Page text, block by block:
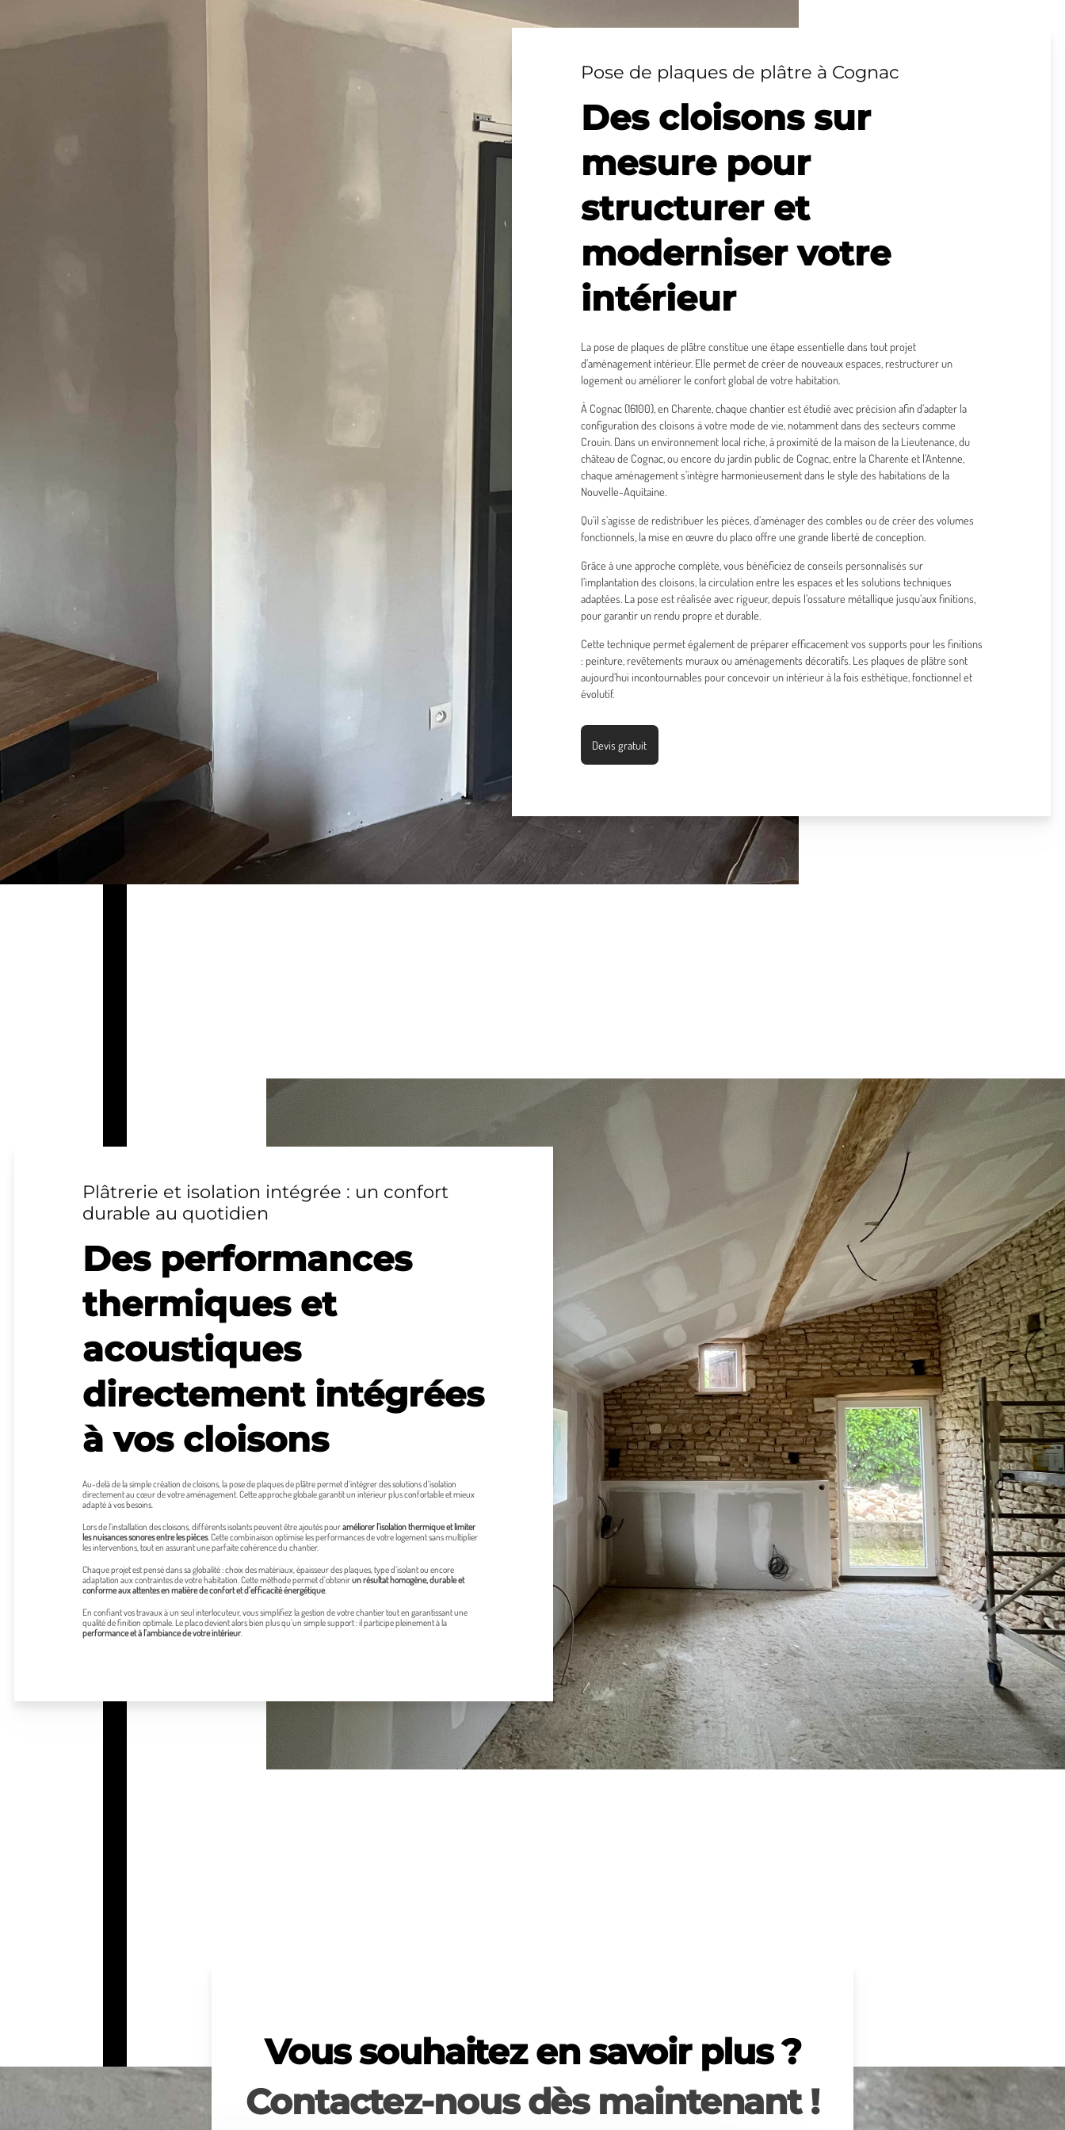
Pose de plaques de plâtre à Cognac
Des cloisons sur
mesure pour
structurer et
moderniser votre
intérieur
La pose de plaques de plâtre constitue une étape essentielle dans tout projet
d’aménagement intérieur. Elle permet de créer de nouveaux espaces, restructurer un
logement ou améliorer le confort global de votre habitation.
À Cognac (16100), en Charente, chaque chantier est étudié avec précision afin d’adapter la
configuration des cloisons à votre mode de vie, notamment dans des secteurs comme
Crouin. Dans un environnement local riche, à proximité de la maison de la Lieutenance, du
château de Cognac, ou encore du jardin public de Cognac, entre la Charente et l’Antenne,
chaque aménagement s’intègre harmonieusement dans le style des habitations de la
Nouvelle-Aquitaine.
Qu’il s’agisse de redistribuer les pièces, d’aménager des combles ou de créer des volumes
fonctionnels, la mise en œuvre du placo offre une grande liberté de conception.
Grâce à une approche complète, vous bénéficiez de conseils personnalisés sur
l’implantation des cloisons, la circulation entre les espaces et les solutions techniques
adaptées. La pose est réalisée avec rigueur, depuis l’ossature métallique jusqu’aux finitions,
pour garantir un rendu propre et durable.
Cette technique permet également de préparer efficacement vos supports pour les finitions
: peinture, revêtements muraux ou aménagements décoratifs. Les plaques de plâtre sont
aujourd’hui incontournables pour concevoir un intérieur à la fois esthétique, fonctionnel et
évolutif.
Devis gratuit
Plâtrerie et isolation intégrée : un confort
durable au quotidien
Des performances
thermiques et
acoustiques
directement intégrées
à vos cloisons
Au-delà de la simple création de cloisons, la pose de plaques de plâtre permet d’intégrer des solutions d’isolation
directement au cœur de votre aménagement. Cette approche globale garantit un intérieur plus confortable et mieux
adapté à vos besoins.
Lors de l’installation des cloisons, différents isolants peuvent être ajoutés pouraméliorer l’isolation thermique et limiter
les nuisances sonores entre les pièces. Cette combinaison optimise les performances de votre logement sans multiplier
les interventions, tout en assurant une parfaite cohérence du chantier.
Chaque projet est pensé dans sa globalité : choix des matériaux, épaisseur des plaques, type d’isolant ou encore
adaptation aux contraintes de votre habitation. Cette méthode permet d’obtenirun résultat homogène, durable et
conforme aux attentes en matière de confort et d’efficacité énergétique.
En confiant vos travaux à un seul interlocuteur, vous simplifiez la gestion de votre chantier tout en garantissant une
qualité de finition optimale. Le placo devient alors bien plus qu’un simple support : il participe pleinement à la
performance et à l’ambiance de votre intérieur.
Vous souhaitez en savoir plus ?
Contactez-nous dès maintenant !